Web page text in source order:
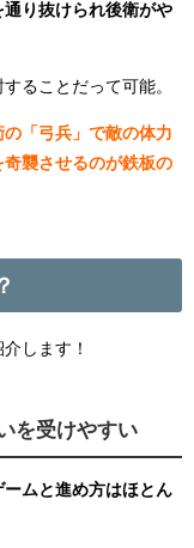
り抜けられ後衛がや
ることだって可能。
「弓兵」で敵の体力
襲させるのが鉄板の
します！
を受けやすい
ムと進め方はほとん